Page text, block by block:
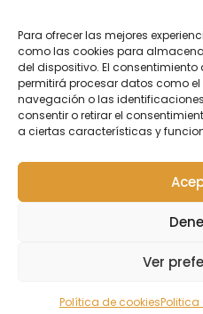
Para ofrecer las mejores
como las cookies para
del dispositivo. El
permitirá procesar datos como
navegación o las
consentir o retirar el
a ciertas características y
Ver
Política de cookies